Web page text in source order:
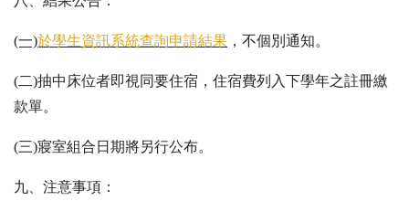
(一)於學生資訊系統查詢申請結果 ，不個別通知。
(二)抽中床位者即視同要住宿，住宿費列入下學年之註冊繳
款單。
(三)寢室組合日期將另行公布。
九、注意事項：